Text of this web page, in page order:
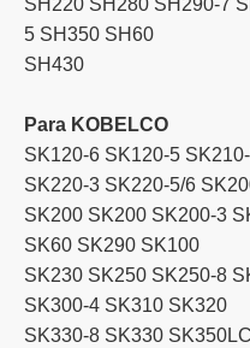
SH220 SH280 SH290-7
5 SH350 SH60
SH430
Para KOBELCO
SK120-6 SK120-5
SK220-3 SK220-5/6
SK200 SK200 SK200-3
SK60 SK290 SK100
SK230 SK250 SK250-8
SK300-4 SK310 SK320
SK330-8 SK330